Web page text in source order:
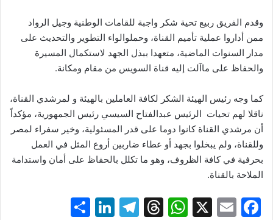
وقدم الفريق ربيع تحية شكر واجبة للقامات الوطنية وجيل الرواد
ممن أداروا عملية تأميم القناة، وحملوالواء التطوير والتحديث على
مدار السنوات الماضية، متعهدا ببذل الجهد لاستكمال المسيرة
والحفاظ على ماآلت إليه قناة السويس من مقام ومكانة.
كما وجه رئيس الهيئة الشكر لكافة العاملين بالهيئة و لمرشدي القناة،
ناقلا لهم تحيات الرئيس عبدالفتاح السيسي رئيس الجمهورية، مؤكداً
أن مرشدي القناة كانوا دوما على قدر المسئولية، وخير سفراء لمصر
وللقناة، ولم يبخلوا بجهد أو عطاء ضاربين أروع المثل في العمل
بحرفية في كافة الظروف، وهو ما تكلل بالحفاظ على أمان واستدامة
الملاحة بالقناة.
F
E
X
W
T
T
Li